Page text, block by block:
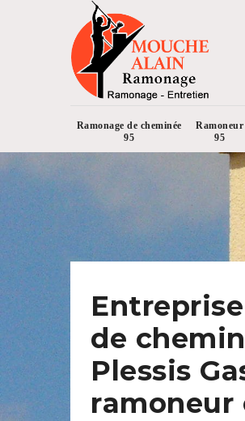
Ramonage de cheminée
95
Ramoneur
95
de
Plessis